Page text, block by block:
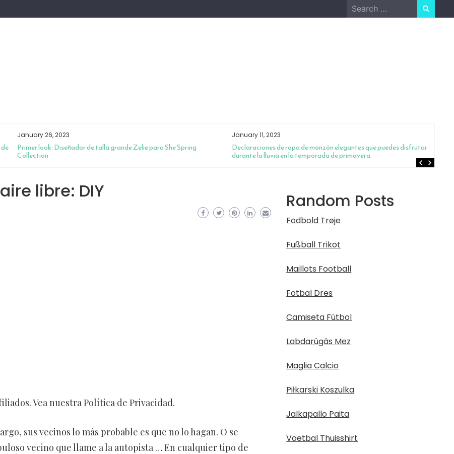
Search
for:
January 26, 2023
Primer look: Diseñador de talla grande Zelie para She Spring
Collection
January 11, 2023
Declaraciones de ropa de monzón elegantes que puedes disfrutar
durante la lluvia en la temporada de primavera
libre: DIY
Vea nuestra Política de Privacidad.
sus vecinos lo más probable es que no lo hagan. O se
vecino que llame a la autopista … En cualquier tipo de
Random Posts
Fodbold Trøje
Fußball Trikot
Maillots Football
Fotbal Dres
Camiseta Fútbol
Labdarúgás Mez
Maglia Calcio
Piłkarski Koszulka
Jalkapallo Paita
Voetbal Thuisshirt